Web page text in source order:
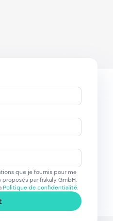
que je fournis pour me
par fiskaly GmbH.
Politique de confidentialité.